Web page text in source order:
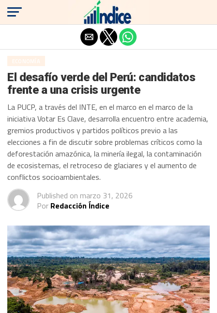
ECONOMÍA
El desafío verde del Perú: candidatos
frente a una crisis urgente
La PUCP, a través del INTE, en el marco en el marco de la
iniciativa Votar Es Clave, desarrolla encuentro entre academia,
gremios productivos y partidos políticos previo a las
elecciones a fin de discutir sobre problemas críticos como la
deforestación amazónica, la minería ilegal, la contaminación
de ecosistemas, el retroceso de glaciares y el aumento de
conflictos socioambientales.
Published on marzo 31, 2026
Por Redacción Índice
Salir de la versión móvil